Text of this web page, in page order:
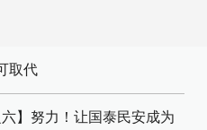
取代
六】努力！让国泰民安成为